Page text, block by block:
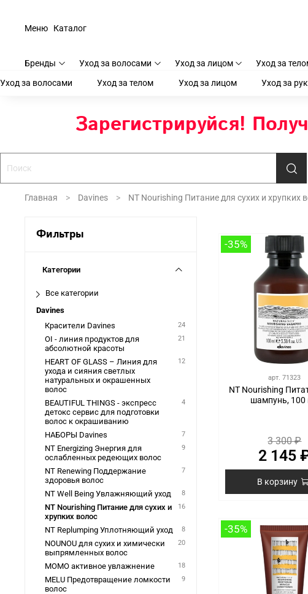
Каталог
Меню
Бренды Уход за волосами Уход за лицом Уход за
Уход за волосами Уход за телом Уход за лицом Уход за
Зарегистрируйся!
Главная Davines NT Nourishing Питание для сухих и хрупких
-35%
арт.71323
NT Nourishing
шампунь, 100
3 300 ₽
2 145
В корзину
-35%
Фильтры
Категории
Все категории
Davines
Красители Davines
24
OI - линия продуктов для
абсолютной красоты
21
HEART OF GLASS – Линия для
ухода и сияния светлых
натуральных и окрашенных
волос
12
BEAUTIFUL THINGS - экспресс
детокс сервис для подготовки
волос к окрашиванию
4
НАБОРЫ Davines 7
NT Energizing Энергия для
ослабленных редеющих волос
9
NT Renewing Поддержание
здоровья волос
7
NT Well Being Увлажняющий уход 8
NT Nourishing Питание для сухих и
хрупких волос
16
NT Replumping Уплотняющий уход 8
NOUNOU для сухих и химически
выпрямленных волос
20
MOMO активное увлажнение 18
MELU Предотвращение ломкости
волос
9